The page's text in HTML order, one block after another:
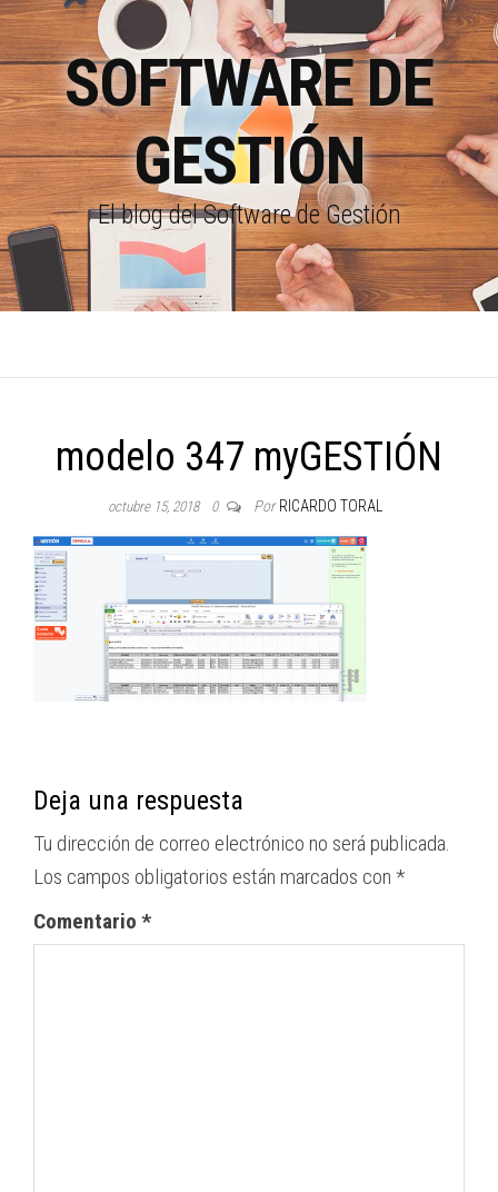
SOFTWARE DE
GESTIÓN
El blog del Software de Gestión
modelo 347 myGESTIÓN
octubre 15, 2018 0 Por RICARDO TORAL
Deja una respuesta
Tu dirección de correo electrónico no será publicada.
Los campos obligatorios están marcados con *
Comentario *